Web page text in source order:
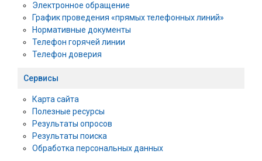
Электронное обращение
График проведения «прямых телефонных линий»
Нормативные документы
Телефон горячей линии
Телефон доверия
Сервисы
Карта сайта
Полезные ресурсы
Результаты опросов
Результаты поиска
Обработка персональных данных